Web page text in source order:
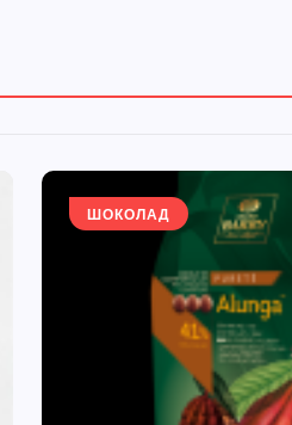
ШОКОЛАД